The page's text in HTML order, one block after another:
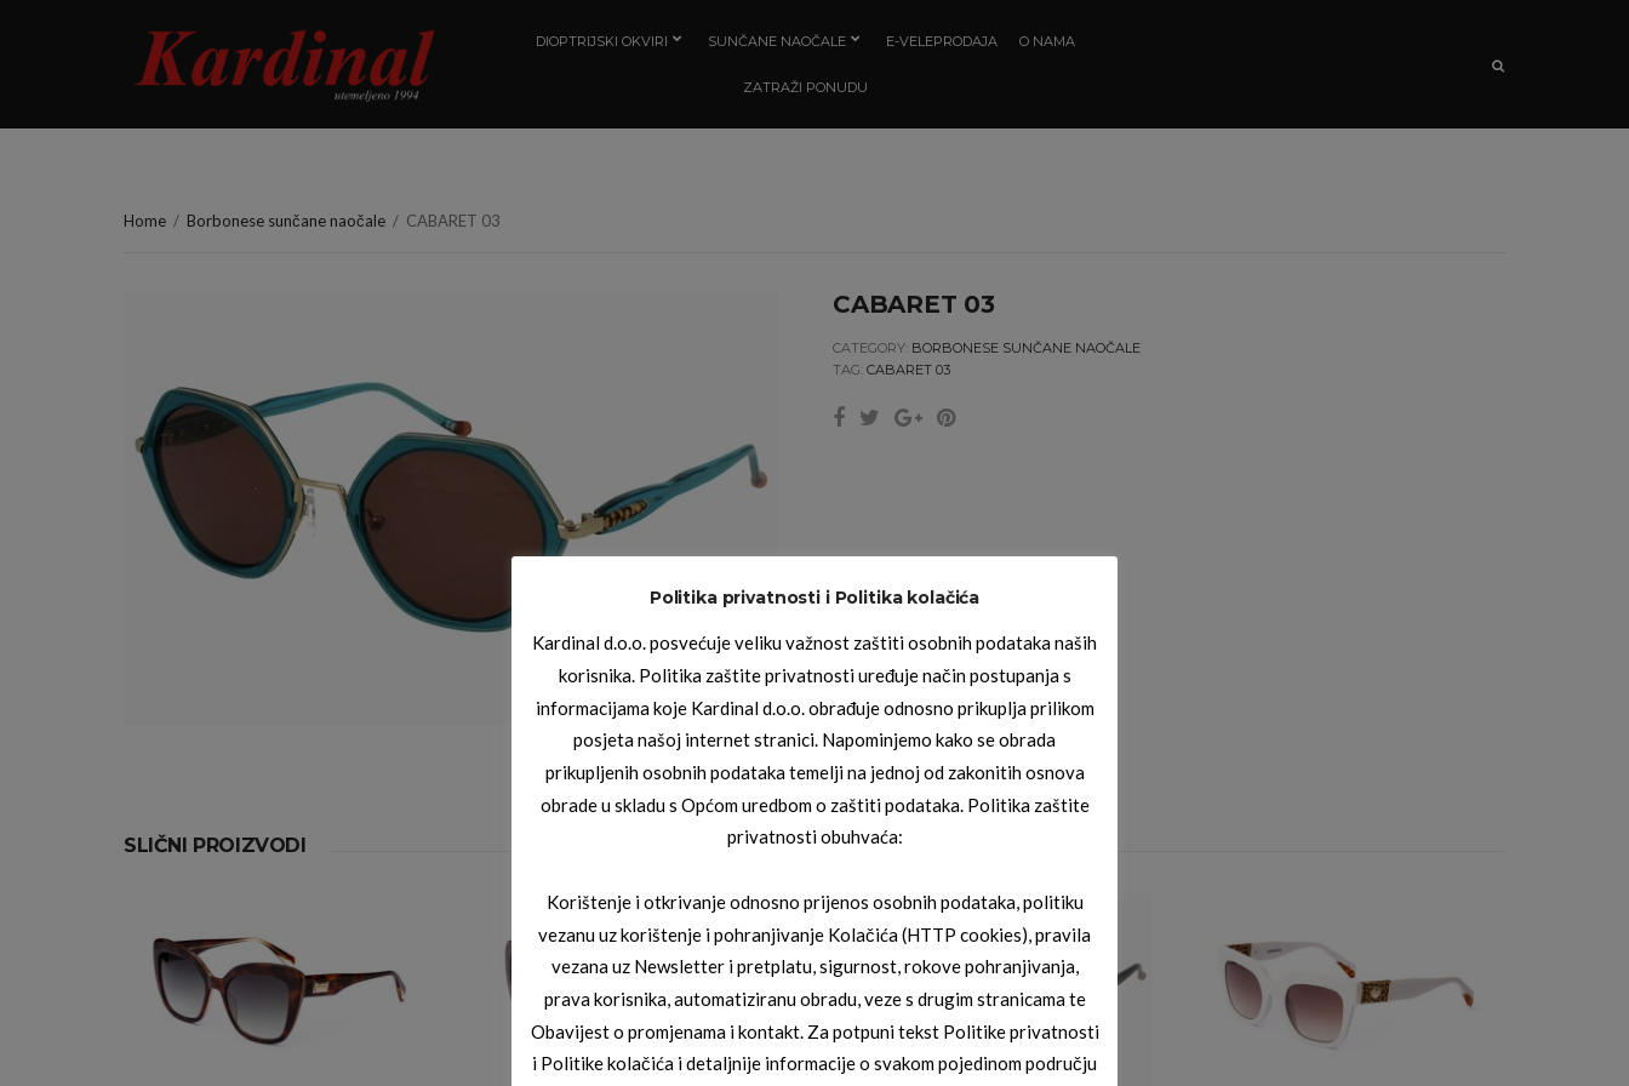
DIOPTRIJSKI OKVIRI SUNČANE NAOČALE E-VELEPRODAJA O NAMA
ZATRAŽI PONUDU
Home / Borbonese sunčane naočale / CABARET 03
CABARET 03
CATEGORY: BORBONESE SUNČANE NAOČALE
TAG: CABARET 03
SLIČNI PROIZVODI
Politika privatnosti i Politika kolačića
Kardinal d.o.o. posvećuje veliku važnost zaštiti osobnih podataka naših
korisnika. Politika zaštite privatnosti uređuje način postupanja s
informacijama koje Kardinal d.o.o. obrađuje odnosno prikuplja prilikom
posjeta našoj internet stranici. Napominjemo kako se obrada
prikupljenih osobnih podataka temelji na jednoj od zakonitih osnova
obrade u skladu s Općom uredbom o zaštiti podataka. Politika zaštite
privatnosti obuhvaća:
Korištenje i otkrivanje odnosno prijenos osobnih podataka, politiku
vezanu uz korištenje i pohranjivanje Kolačića (HTTP cookies), pravila
vezana uz Newsletter i pretplatu, sigurnost, rokove pohranjivanja,
prava korisnika, automatiziranu obradu, veze s drugim stranicama te
Obavijest o promjenama i kontakt. Za potpuni tekst Politike privatnosti
i Politike kolačića i detaljnije informacije o svakom pojedinom području